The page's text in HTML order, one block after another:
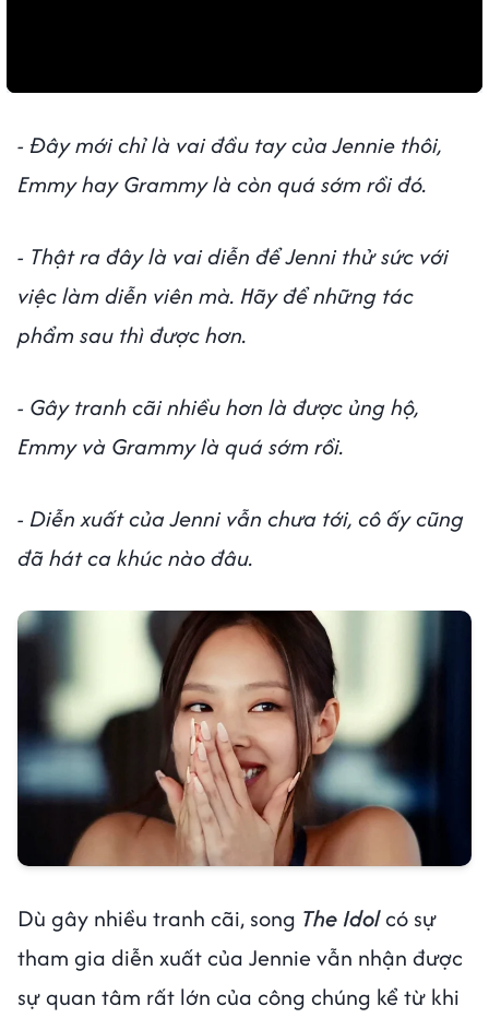
- Đây mới chỉ là vai đầu tay của Jennie thôi,
Emmy hay Grammy là còn quá sớm rồi đó.
- Thật ra đây là vai diễn để Jenni thử sức với
việc làm diễn viên mà. Hãy để những tác
phẩm sau thì được hơn.
- Gây tranh cãi nhiều hơn là được ủng hộ,
Emmy và Grammy là quá sớm rồi.
- Diễn xuất của Jenni vẫn chưa tới, cô ấy cũng
đã hát ca khúc nào đâu.
Dù gây nhiều tranh cãi, song The Idolcó sự
tham gia diễn xuất của Jennie vẫn nhận được
sự quan tâm rất lớn của công chúng kể từ khi